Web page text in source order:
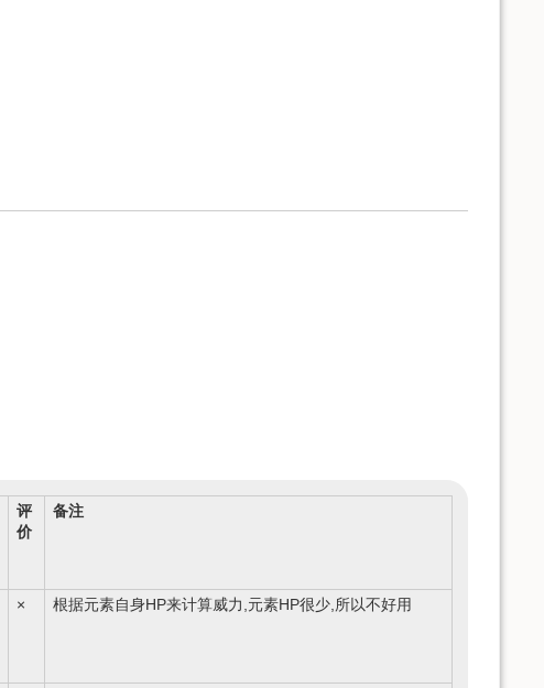
评
价
备注
× 根据元素自身HP来计算威力,元素HP很少,所以不好用